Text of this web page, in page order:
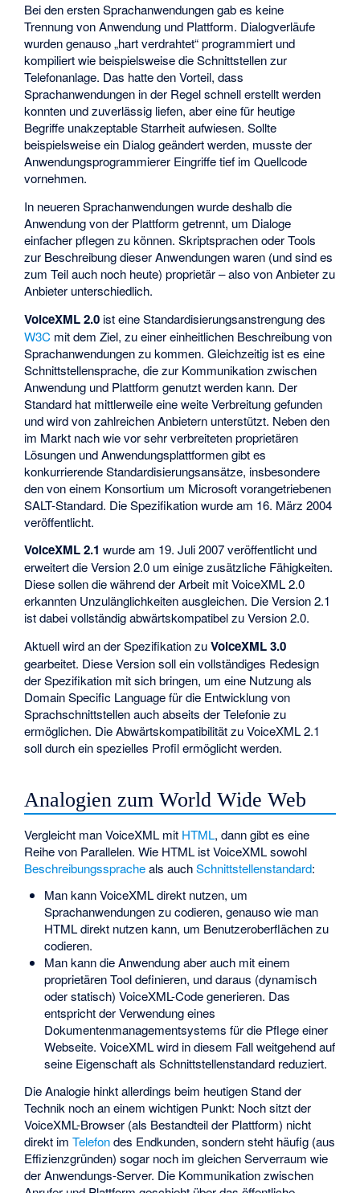
Bei den ersten Sprachanwendungen gab es keine
Trennung von Anwendung und Plattform. Dialogverläufe
wurden genauso „hart verdrahtet“ programmiert und
kompiliert wie beispielsweise die Schnittstellen zur
Telefonanlage. Das hatte den Vorteil, dass
Sprachanwendungen in der Regel schnell erstellt werden
konnten und zuverlässig liefen, aber eine für heutige
Begriffe unakzeptable Starrheit aufwiesen. Sollte
beispielsweise ein Dialog geändert werden, musste der
Anwendungsprogrammierer Eingriffe tief im Quellcode
vornehmen.
In neueren Sprachanwendungen wurde deshalb die
Anwendung von der Plattform getrennt, um Dialoge
einfacher pflegen zu können. Skriptsprachen oder Tools
zur Beschreibung dieser Anwendungen waren (und sind es
zum Teil auch noch heute) proprietär – also von Anbieter zu
Anbieter unterschiedlich.
VoiceXML 2.0 ist eine Standardisierungsanstrengung des
W3C mit dem Ziel, zu einer einheitlichen Beschreibung von
Sprachanwendungen zu kommen. Gleichzeitig ist es eine
Schnittstellensprache, die zur Kommunikation zwischen
Anwendung und Plattform genutzt werden kann. Der
Standard hat mittlerweile eine weite Verbreitung gefunden
und wird von zahlreichen Anbietern unterstützt. Neben den
im Markt nach wie vor sehr verbreiteten proprietären
Lösungen und Anwendungsplattformen gibt es
konkurrierende Standardisierungsansätze, insbesondere
den von einem Konsortium um Microsoft vorangetriebenen
SALT-Standard. Die Spezifikation wurde am 16. März 2004
veröffentlicht.
VoiceXML 2.1 wurde am 19. Juli 2007 veröffentlicht und
erweitert die Version 2.0 um einige zusätzliche Fähigkeiten.
Diese sollen die während der Arbeit mit VoiceXML 2.0
erkannten Unzulänglichkeiten ausgleichen. Die Version 2.1
ist dabei vollständig abwärtskompatibel zu Version 2.0.
Aktuell wird an der Spezifikation zuVoiceXML 3.0
gearbeitet. Diese Version soll ein vollständiges Redesign
der Spezifikation mit sich bringen, um eine Nutzung als
Domain Specific Languagefür die Entwicklung von
Sprachschnittstellen auch abseits der Telefonie zu
ermöglichen. Die Abwärtskompatibilität zu VoiceXML 2.1
soll durch ein spezielles Profil ermöglicht werden.
Analogien zum World Wide Web
Vergleicht man VoiceXML mit HTML, dann gibt es eine
Reihe von Parallelen. Wie HTML ist VoiceXML sowohl
Beschreibungsspracheals auchSchnittstellenstandard:
Man kann VoiceXML direkt nutzen, um
Sprachanwendungen zu codieren, genauso wie man
HTML direkt nutzen kann, um Benutzeroberflächen zu
codieren.
Man kann die Anwendung aber auch mit einem
proprietären Tool definieren, und daraus (dynamisch
oder statisch) VoiceXML-Code generieren. Das
entspricht der Verwendung eines
Dokumentenmanagementsystems für die Pflege einer
Webseite. VoiceXML wird in diesem Fall weitgehend auf
seine Eigenschaft als Schnittstellenstandard reduziert.
Die Analogie hinkt allerdings beim heutigen Stand der
Technik noch an einem wichtigen Punkt: Noch sitzt der
VoiceXML-Browser (als Bestandteil der Plattform) nicht
direkt imTelefondes Endkunden, sondern steht häufig (aus
Effizienzgründen) sogar noch im gleichen Serverraum wie
der Anwendungs-Server. Die Kommunikation zwischen